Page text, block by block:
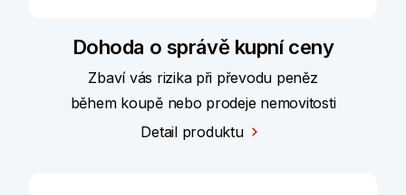
Dohoda o správě kupní ceny
Zbaví vás rizika při převodu peněz
během koupě nebo prodeje nemovitosti
Detail produktu